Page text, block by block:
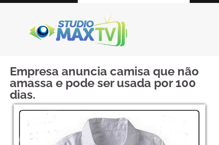
Empresa anuncia camisa que não
amassa e pode ser usada por 100
dias.